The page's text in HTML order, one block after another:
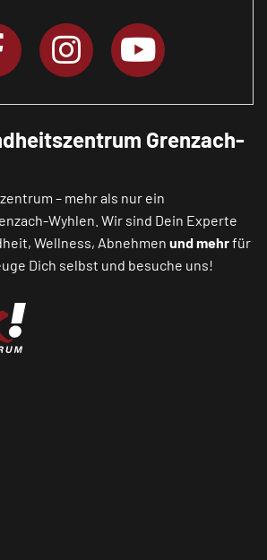
Grenzach-
– mehr als nur ein
Wyhlen. Wir sind Dein Experte
Wellness, Abnehmen und mehrfür
Dich selbst und besuche uns!